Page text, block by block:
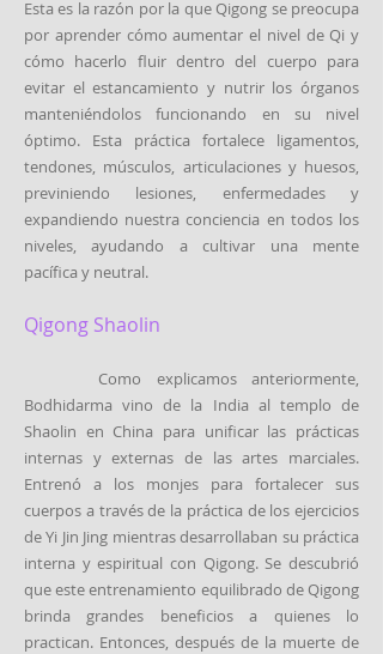
Esta es la razón por la que Qigong se preocupa
por aprender cómo aumentar el nivel de Qi y
cómo hacerlo fluir dentro del cuerpo para
evitar el estancamiento y nutrir los órganos
manteniéndolos funcionando en su nivel
óptimo. Esta práctica fortalece ligamentos,
tendones, músculos, articulaciones y huesos,
previniendo lesiones, enfermedades y
expandiendo nuestra conciencia en todos los
niveles, ayudando a cultivar una mente
pacífica y neutral.
Qigong Shaolin
Como explicamos anteriormente,
Bodhidarma vino de la India al templo de
Shaolin en China para unificar las prácticas
internas y externas de las artes marciales.
Entrenó a los monjes para fortalecer sus
cuerpos a través de la práctica de los ejercicios
de Yi Jin Jing mientras desarrollaban su práctica
interna y espiritual con Qigong. Se descubrió
que este entrenamiento equilibrado de Qigong
brinda grandes beneficios a quienes lo
practican. Entonces, después de la muerte de